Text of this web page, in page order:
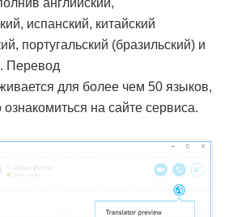
английский,
испанский, китайский
португальский (бразильский) и
Перевод
для более чем 50 языков,
на сайте сервиса.